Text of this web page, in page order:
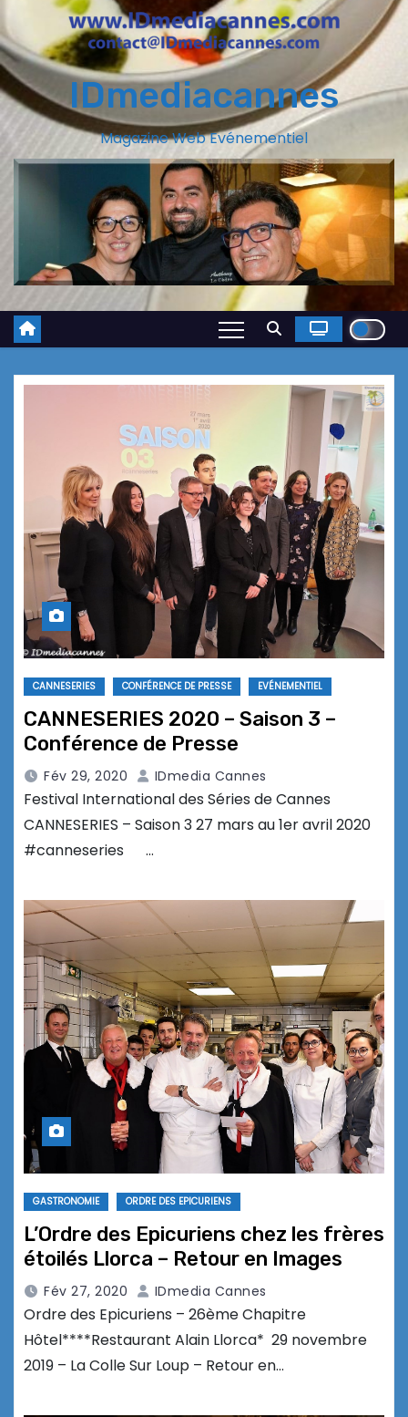
IDmediacannes
Magazine Web Evénementiel
CANNESERIES CONFÉRENCE DE PRESSE EVÉNEMENTIEL
CANNESERIES 2020 – Saison 3 –
Conférence de Presse
Fév 29, 2020 IDmedia Cannes
Festival International des Séries de Cannes
CANNESERIES – Saison 3 27 mars au 1er avril 2020
#canneseries …
GASTRONOMIE ORDRE DES EPICURIENS
L’Ordre des Epicuriens chez les frères
étoilés Llorca – Retour en Images
Fév 27, 2020 IDmedia Cannes
Ordre des Epicuriens – 26ème Chapitre
Hôtel****Restaurant Alain Llorca* 29 novembre
2019 – La Colle Sur Loup – Retour en…